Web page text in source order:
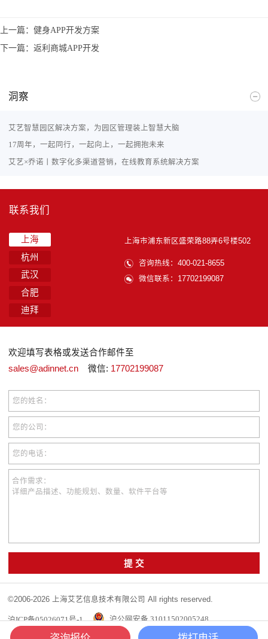
上一篇： 健身APP开发方案
下一篇： 返利商城APP开发
洞察
艾艺智慧园区解决方案，为园区管理装上智慧大脑
17周年，一起同行，一起向上，一起拥抱未来
艾艺×乔诺丨数字化多渠道营销，在线教育系统解决方案
联系我们
上海
杭州
武汉
合肥
迪拜
上海市浦东新区盛荣路88弄6号楼502
咨询热线：400-021-8655
微信联系：17702199087
欢迎填写表格或发送合作邮件至
sales@adinnet.cn 微信: 17702199087
您的姓名：
您的公司：
您的电话：
合作需求：
详细产品描述、功能规划、数量、软件平台等
提 交
©2006-2026 上海艾艺信息技术有限公司 All rights reserved.
沪ICP备05026071号-1 沪公网安备 31011502005248